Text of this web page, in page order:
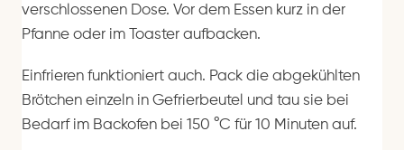
verschlossenen Dose. Vor dem Essen kurz in der
Pfanne oder im Toaster aufbacken.
Einfrieren funktioniert auch. Pack die abgekühlten
Brötchen einzeln in Gefrierbeutel und tau sie bei
Bedarf im Backofen bei 150 °C für 10 Minuten auf.